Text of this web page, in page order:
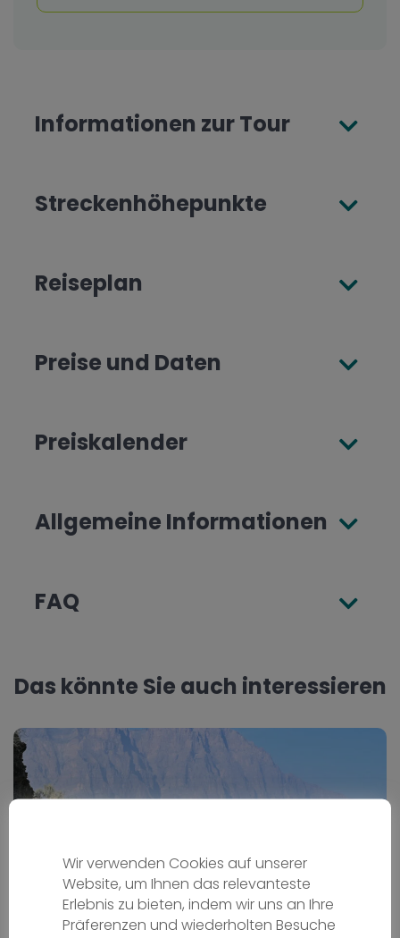
Informationen zur Tour
Streckenhöhepunkte
Reiseplan
Preise und Daten
Preiskalender
Allgemeine Informationen
FAQ
Das könnte Sie auch interessieren
Wir verwenden Cookies auf unserer
Website, um Ihnen das relevanteste
Erlebnis zu bieten, indem wir uns an Ihre
Präferenzen und wiederholten Besuche